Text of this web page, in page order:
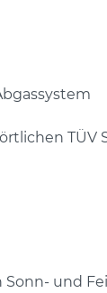
TÜV
Sonn- und